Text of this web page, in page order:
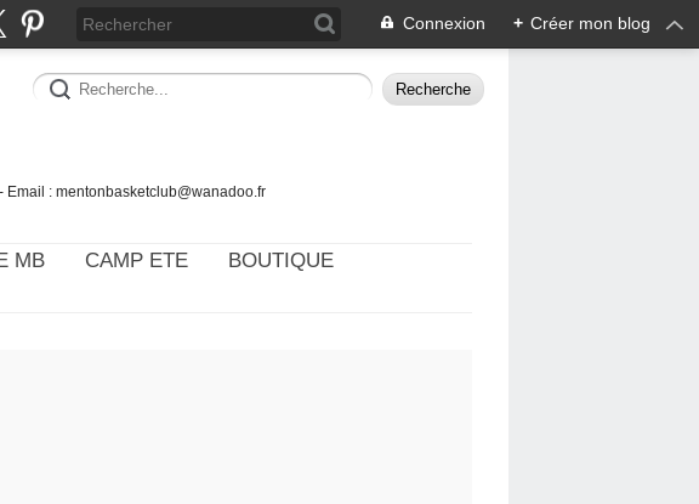
Connexion + Créer mon blog
Email : mentonbasketclub@wanadoo.fr
MB CAMP ETE
BOUTIQUE